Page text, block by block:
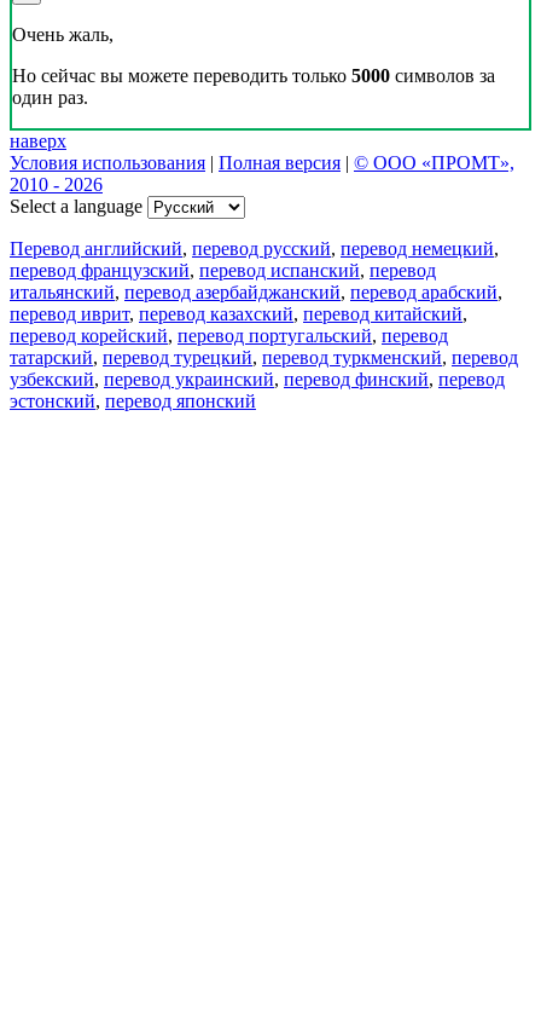
Очень жаль,
Но сейчас вы можете переводить только 5000 символов за
один раз.
наверх
Условия использования | Полная версия | © ООО «ПРОМТ»,
2010 - 2026
Select a language
Перевод английский, перевод русский, перевод немецкий,
перевод французский, перевод испанский, перевод
итальянский, перевод азербайджанский, перевод арабский,
перевод иврит, перевод казахский, перевод китайский,
перевод корейский, перевод португальский, перевод
татарский, перевод турецкий, перевод туркменский, перевод
узбекский, перевод украинский, перевод финский, перевод
эстонский, перевод японский